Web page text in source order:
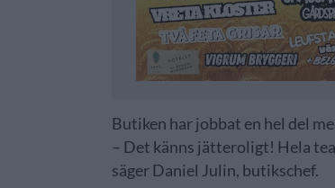
Butiken har jobbat en hel del
– Det känns jätteroligt! Hela
säger Daniel Julin, butikschef.